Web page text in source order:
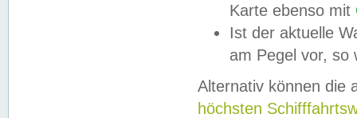
Karte ebenso mit
Ist der aktuelle
am Pegel vor,
Alternativ können die
höchsten